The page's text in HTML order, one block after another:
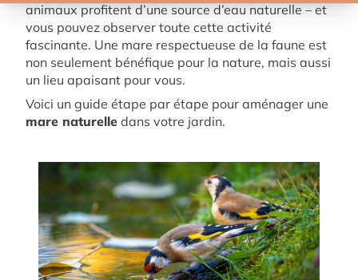
animaux profitent d’une source d’eau naturelle – et
vous pouvez observer toute cette activité
fascinante. Une mare respectueuse de la faune est
non seulement bénéfique pour la nature, mais aussi
un lieu apaisant pour vous.
Voici un guide étape par étape pour aménager une
mare naturelle dans votre jardin.